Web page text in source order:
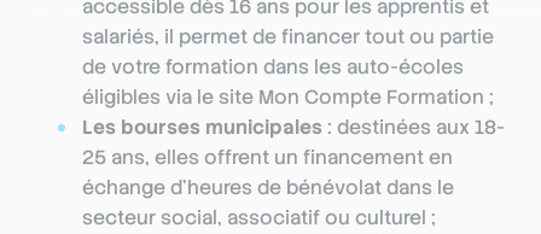
accessible dès 16 ans pour les apprentis et
salariés, il permet de financer tout ou partie
de votre formation dans les auto-écoles
éligibles via le site Mon Compte Formation ;
Les bourses municipales : destinées aux 18-
25 ans, elles offrent un financement en
échange d’heures de bénévolat dans le
secteur social, associatif ou culturel ;